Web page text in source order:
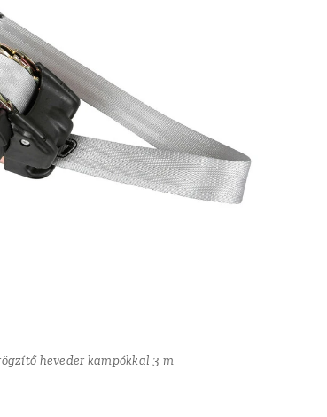
heveder kampókkal 3 m
heveder kampókkal 3 m
heveder kampókkal 3 m